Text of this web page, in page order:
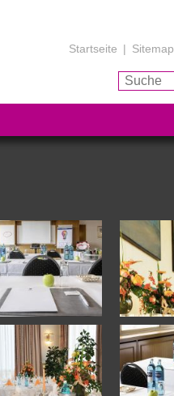
Startseite Sitemap